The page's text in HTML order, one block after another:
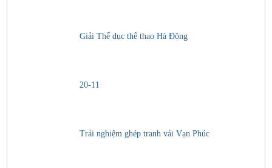
Giải Thể dục thể thao Hà Đông
20-11
Trải nghiệm ghép tranh vải Vạn Phúc